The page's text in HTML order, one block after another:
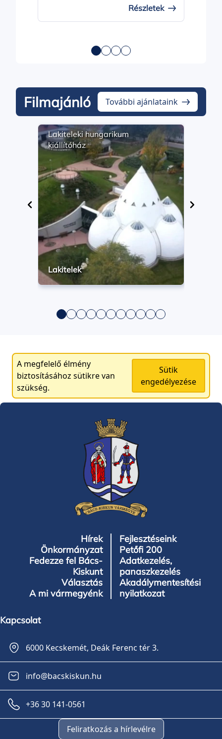
energiafejlesztési tervét. Az
Részletek
Filmajánló További ajánlataink
Lakiteleki hungarikum
kiállítóház
Lakitelek
A megfelelő élmény
biztosításához sütikre van
szükség.
Sütik
engedélyezése
Hírek
Önkormányzat
Fedezze fel Bács-
Kiskunt
Választás
A mi vármegyénk
Fejlesztéseink
Petőfi 200
Adatkezelés,
panaszkezelés
Akadálymentesítési
nyilatkozat
Kapcsolat
6000 Kecskemét, Deák Ferenc tér 3.
info@bacskiskun.hu
+36 30 141-0561
Feliratkozás a hírlevélre